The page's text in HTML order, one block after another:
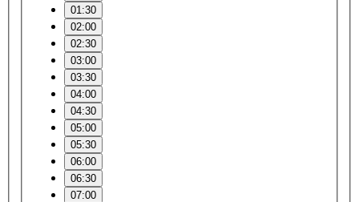
01:30
02:00
02:30
03:00
03:30
04:00
04:30
05:00
05:30
06:00
06:30
07:00